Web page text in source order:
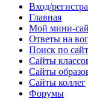
Вход/
Главная
Мой мини-
Ответы на
Поиск по
Сайты
Сайты
Сайты коллег
Форумы